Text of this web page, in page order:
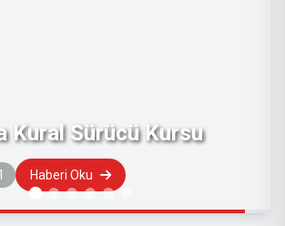
Lezzet Restoran
16.12.2019 Haberi Oku